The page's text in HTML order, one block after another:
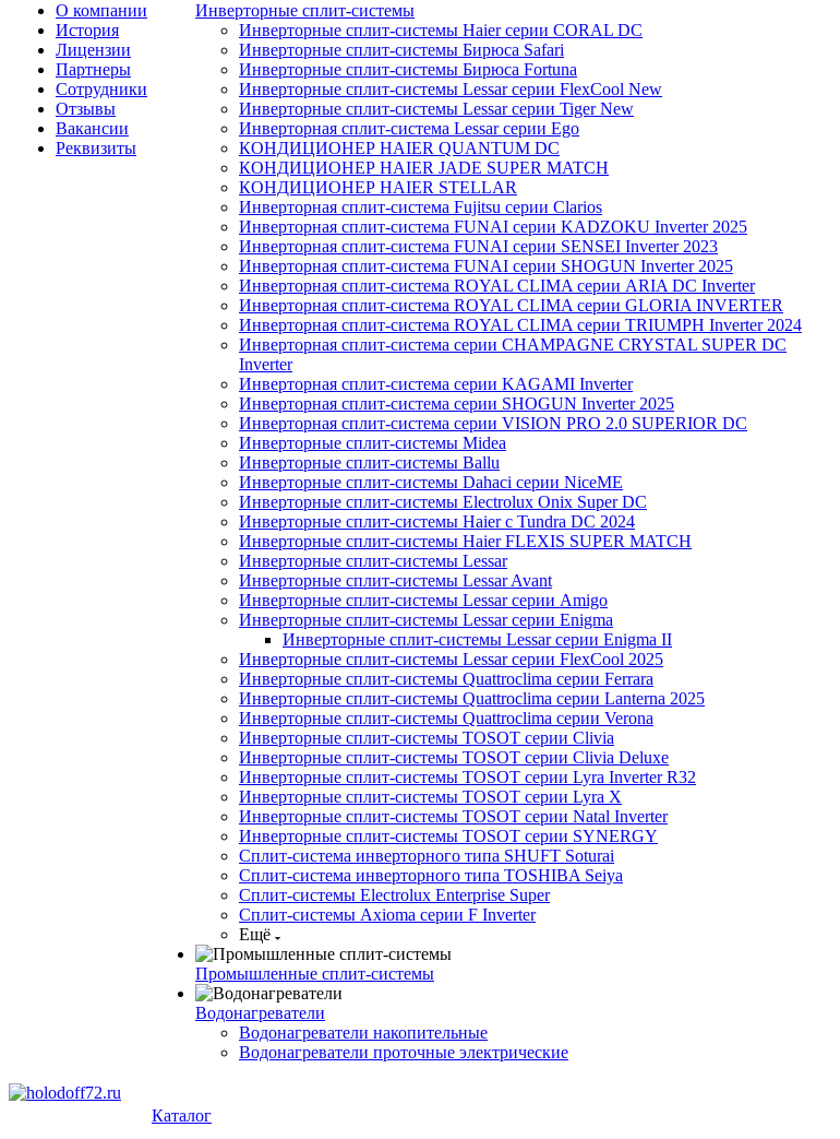
О компании
История
Лицензии
Партнеры
Сотрудники
Отзывы
Вакансии
Реквизиты
Инверторные сплит-системы
Инверторные сплит-системы Haier серии CORAL DC
Инверторные сплит-системы Бирюса Safari
Инверторные сплит-системы Бирюса Fortuna
Инверторные сплит-системы Lessar серии FlexCool New
Инверторные сплит-системы Lessar серии Tiger New
Инверторная сплит-система Lessar серии Ego
КОНДИЦИОНЕР HAIER QUANTUM DC
КОНДИЦИОНЕР HAIER JADE SUPER MATCH
КОНДИЦИОНЕР HAIER STELLAR
Инверторная сплит-система Fujitsu серии Clarios
Инверторная сплит-система FUNAI серии KADZOKU Inverter 2025
Инверторная сплит-система FUNAI серии SENSEI Inverter 2023
Инверторная сплит-система FUNAI серии SHOGUN Inverter 2025
Инверторная сплит-система ROYAL CLIMA серии ARIA DC Inverter
Инверторная сплит-система ROYAL CLIMA серии GLORIA INVERTER
Инверторная сплит-система ROYAL CLIMA серии TRIUMPH Inverter 2024
Инверторная сплит-система серии CHAMPAGNE CRYSTAL SUPER DC
Inverter
Инверторная сплит-система серии KAGAMI Inverter
Инверторная сплит-система серии SHOGUN Inverter 2025
Инверторная сплит-система серии VISION PRO 2.0 SUPERIOR DC
Инверторные сплит-системы Midea
Инверторные сплит-системы Ballu
Инверторные сплит-системы Dahaci серии NiceME
Инверторные сплит-системы Electrolux Onix Super DC
Инверторные сплит-системы Haier c Tundra DC 2024
Инверторные сплит-системы Haier FLEXIS SUPER MATCH
Инверторные сплит-системы Lessar
Инверторные сплит-системы Lessar Avant
Инверторные сплит-системы Lessar серии Amigo
Инверторные сплит-системы Lessar серии Enigma
Инверторные сплит-системы Lessar серии Enigma II
Инверторные сплит-системы Lessar серии FlexCool 2025
Инверторные сплит-системы Quattroclima серии Ferrara
Инверторные сплит-системы Quattroclima серии Lanterna 2025
Инверторные сплит-системы Quattroclima серии Verona
Инверторные сплит-системы TOSOT серии Clivia
Инверторные сплит-системы TOSOT серии Clivia Deluxe
Инверторные сплит-системы TOSOT серии Lyra Inverter R32
Инверторные сплит-системы TOSOT серии Lyra X
Инверторные сплит-системы TOSOT серии Natal Inverter
Инверторные сплит-системы TOSOT серии SYNERGY
Сплит-система инверторного типа SHUFT Soturai
Сплит-система инверторного типа TOSHIBA Seiya
Сплит-системы Electrolux Enterprise Super
Сплит-системы Axioma серии F Inverter
Ещё
Промышленные сплит-системы
Водонагреватели
Водонагреватели накопительные
Водонагреватели проточные электрические
Каталог